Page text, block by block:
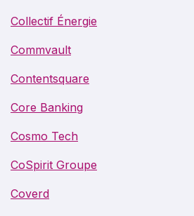
Collectif Énergie
Commvault
Contentsquare
Core Banking
Cosmo Tech
CoSpirit Groupe
Coverd